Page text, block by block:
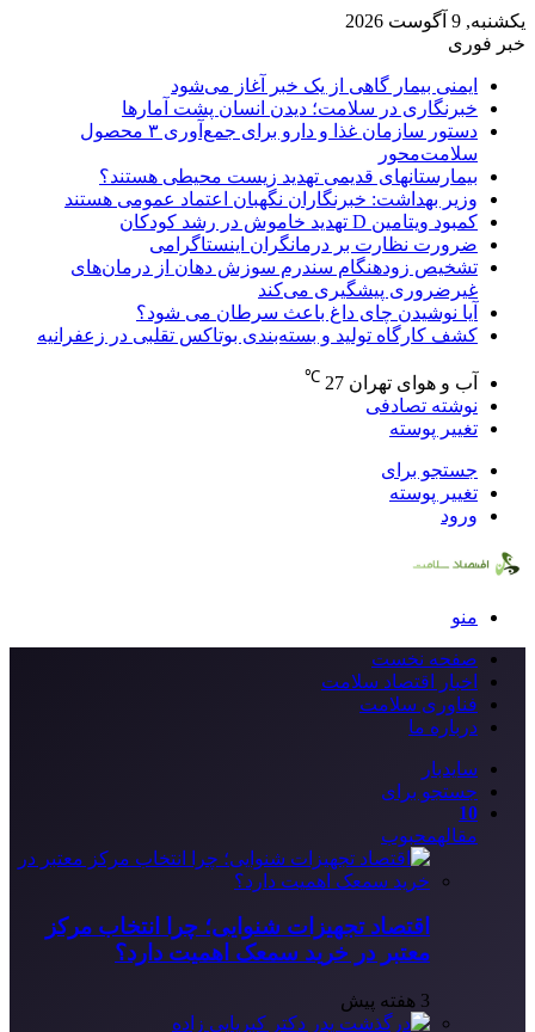
یکشنبه, 9 آگوست 2026
خبر فوری
ایمنی بیمار گاهی از یک خبر آغاز می‌شود
خبرنگاری در سلامت؛ دیدن انسان پشت آمارها
دستور سازمان غذا و دارو برای جمع‌آوری ۳ محصول
سلامت‌محور
بیمارستانهای قدیمی تهدید زیست محیطی هستند؟
وزیر بهداشت: خبرنگاران نگهبان اعتماد عمومی هستند
کمبود ویتامین D تهدید خاموش در رشد کودکان
ضرورت نظارت بر درمانگران اینستاگرامی
تشخیص زودهنگام سندرم سوزش دهان از درمان‌های
غیرضروری پیشگیری می‌کند
آیا نوشیدن چای داغ باعث سرطان می شود؟
کشف کارگاه تولید و بسته‌بندی بوتاکس تقلبی در زعفرانیه
آب و هوای تهران 27
℃
نوشته تصادفی
تغییر پوسته
جستجو برای
تغییر پوسته
ورود
منو
صفحه نخست
اخبار اقتصاد سلامت
فناوری سلامت
درباره ما
سایدبار
جستجو برای
10
مقالهمحبوب
اقتصاد تجهیزات شنوایی؛ چرا انتخاب مرکز
معتبر در خرید سمعک اهمیت دارد؟
3 هفته پیش